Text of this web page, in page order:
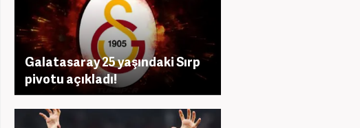
Galatasaray 25 yaşındaki Sırp
pivotu açıkladı!